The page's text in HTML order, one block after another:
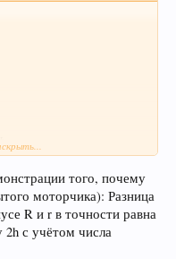
имеется интересная
того, почему
моторчика): Разница
R и r в точности равна
2h с учётом числа